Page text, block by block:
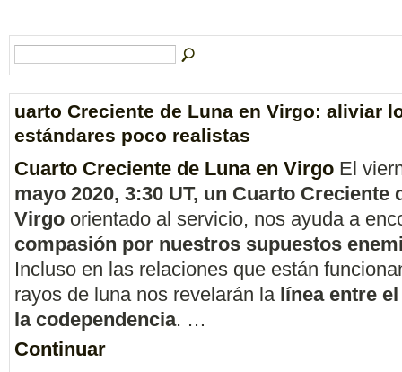
uarto Creciente de Luna en Virgo: aliviar
estándares poco realistas
Cuarto Creciente de Luna en Virgo El
mayo 2020, 3:30 UT, un Cuarto Creciente
Virgo orientado al servicio, nos ayuda a
compasión por nuestros supuestos
Incluso en las relaciones que están
rayos de luna nos revelarán la línea entre
la codependencia. …
Continuar